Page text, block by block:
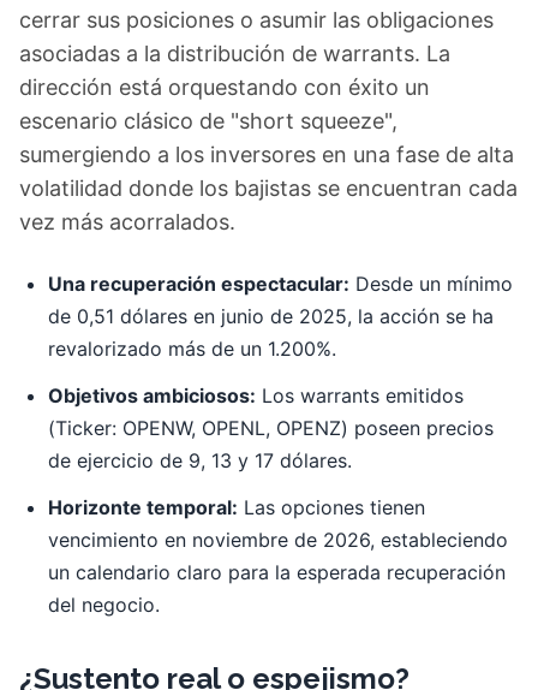
cerrar sus posiciones o asumir las obligaciones
asociadas a la distribución de warrants. La
dirección está orquestando con éxito un
escenario clásico de "short squeeze",
sumergiendo a los inversores en una fase de alta
volatilidad donde los bajistas se encuentran cada
vez más acorralados.
Una recuperación espectacular: Desde un mínimo
de 0,51 dólares en junio de 2025, la acción se ha
revalorizado más de un 1.200%.
Objetivos ambiciosos: Los warrants emitidos
(Ticker: OPENW, OPENL, OPENZ) poseen precios
de ejercicio de 9, 13 y 17 dólares.
Horizonte temporal: Las opciones tienen
vencimiento en noviembre de 2026, estableciendo
un calendario claro para la esperada recuperación
del negocio.
¿Sustento real o espejismo?